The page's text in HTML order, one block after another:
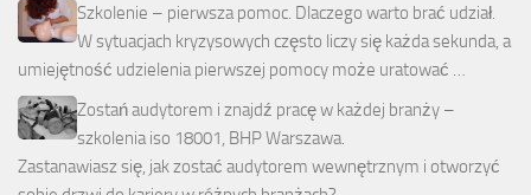
Szkolenie – pierwsza pomoc. Dlaczego warto brać udział.
W sytuacjach kryzysowych często liczy się każda sekunda, a
umiejętność udzielenia pierwszej pomocy może uratować …
Zostań audytorem i znajdź pracę w każdej branży –
szkolenia iso 18001, BHP Warszawa.
Zastanawiasz się, jak zostać audytorem wewnętrznym i otworzyć